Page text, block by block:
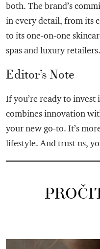
both. The brand’s
in every detail, from its
to its one-on-one
spas and luxury retailers.
Editor’s Note
If you’re ready to
combines innovation
your new go-to. It’s
lifestyle. And trust us,